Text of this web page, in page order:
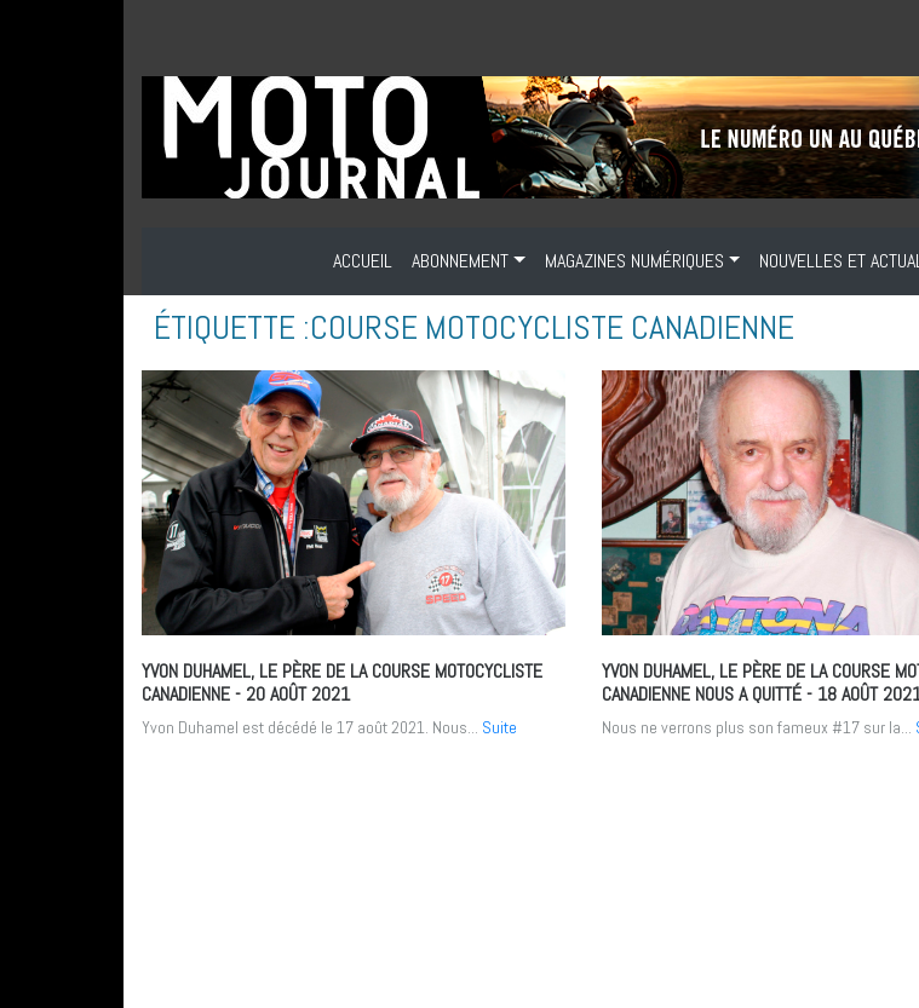
ACCUEIL ABONNEMENT MAGAZINES NUMÉRIQUES NOUVELLES ET
ÉTIQUETTE :COURSE MOTOCYCLISTE CANADIENNE
YVON DUHAMEL, LE PÈRE DE LA COURSE MOTOCYCLISTE
CANADIENNE- 20 AOÛT 2021
Yvon Duhamel est décédé le 17 août 2021. Nous... Suite
YVON DUHAMEL, LE PÈRE DE LA COURSE
CANADIENNE NOUS A QUITTÉ- 18 AOÛT
Nous ne verrons plus son fameux #17 sur la...